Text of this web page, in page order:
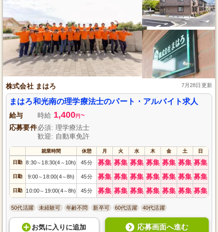
株式会社 まはろ 7月28日更新
まはろ和光南の理学療法士のパート・アルバイト求人
給与 時給 1,400円 ~
応募要件必須: 理学療法士
歓迎: 自動車免許
就業時間 休憩 月 火 水 木 金 土 日
日勤 8:30～ 18:30(4 ～ 10h) 45分 募集 募集 募集 募集 募集 募集 募集
日勤 9:00～ 18:00(4～8h) 45分 募集 募集 募集 募集 募集 募集 募集
日勤 10:00～ 19:00(4～8h) 45分 募集 募集 募集 募集 募集 募集 募集
50代活躍 未経験可 年齢不問 新卒可 60代活躍 40代活躍
お気に入り に追加 応募画面へ進む